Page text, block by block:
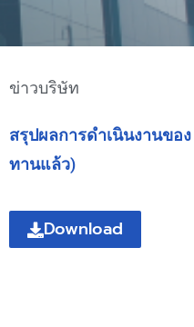
ข่าวบริษัท
สรุปผลการดำเนินงานขอ
ทานแล้ว)
Download